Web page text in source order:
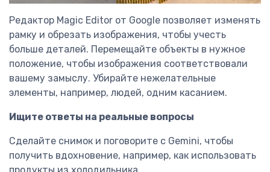
Редактор Magic Editor от Google позволяет изменять
рамку и обрезать изображения, чтобы учесть
больше деталей. Перемещайте объекты в нужное
положение, чтобы изображения соответствовали
вашему замыслу. Убирайте нежелательные
элементы, например, людей, одним касанием.
Ищите ответы на реальные вопросы
Сделайте снимок и поговорите с Gemini, чтобы
получить вдохновение, например, как использовать